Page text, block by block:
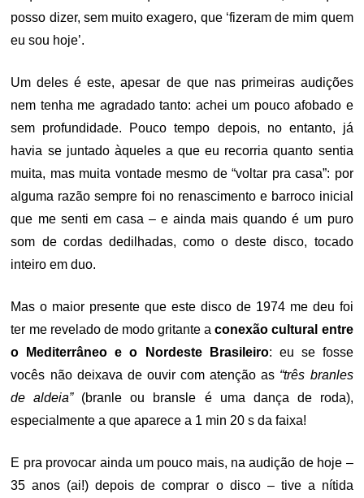
posso dizer, sem muito exagero, que ‘fizeram de mim quem
eu sou hoje’.
Um deles é este, apesar de que nas primeiras audições
nem tenha me agradado tanto: achei um pouco afobado e
sem profundidade. Pouco tempo depois, no entanto, já
havia se juntado àqueles a que eu recorria quanto sentia
muita, mas muita vontade mesmo de “voltar pra casa”: por
alguma razão sempre foi no renascimento e barroco inicial
que me senti em casa – e ainda mais quando é um puro
som de cordas dedilhadas, como o deste disco, tocado
inteiro em duo.
Mas o maior presente que este disco de 1974 me deu foi
ter me revelado de modo gritante aconexão cultural entre
o Mediterrâneo e o Nordeste Brasileiro: eu se fosse
vocês não deixava de ouvir com atenção as “três branles
de aldeia”(branle ou bransle é uma dança de roda),
especialmente a que aparece a 1 min 20 s da faixa!
E pra provocar ainda um pouco mais, na audição de hoje –
35 anos (ai!) depois de comprar o disco – tive a nítida